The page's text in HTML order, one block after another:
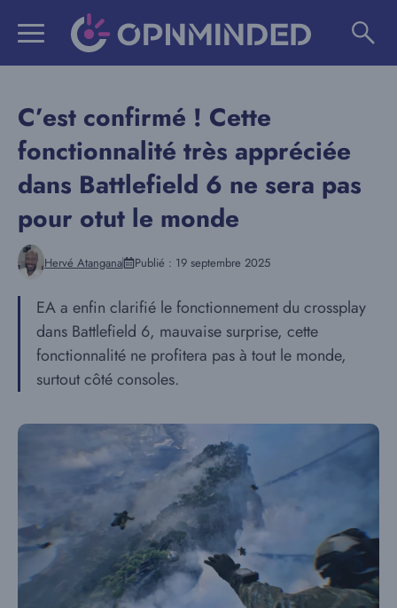
C’est confirmé ! Cette
fonctionnalité très appréciée
dans Battlefield 6 ne sera pas
pour otut le monde
Hervé Atangana Publié : 19 septembre 2025
EA a enfin clarifié le fonctionnement du crossplay
dans Battlefield 6, mauvaise surprise, cette
fonctionnalité ne profitera pas à tout le monde,
surtout côté consoles.